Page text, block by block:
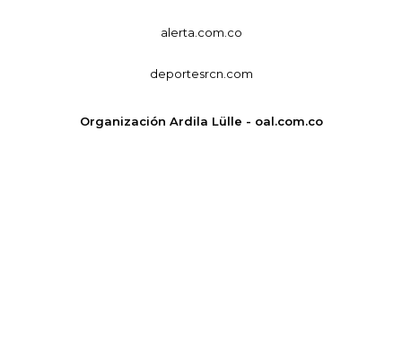
alerta.com.co
deportesrcn.com
Organización Ardila Lülle - oal.com.co